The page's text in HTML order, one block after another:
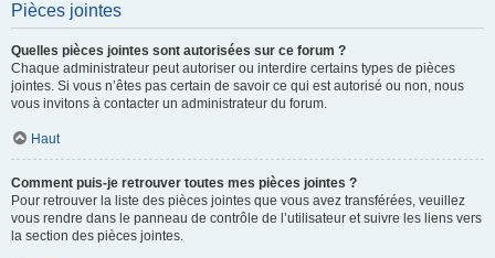
Pièces jointes
Quelles pièces jointes sont autorisées sur ce forum ?
Chaque administrateur peut autoriser ou interdire certains types de pièces
jointes. Si vous n’êtes pas certain de savoir ce qui est autorisé ou non, nous
vous invitons à contacter un administrateur du forum.
Haut
Comment puis-je retrouver toutes mes pièces jointes ?
Pour retrouver la liste des pièces jointes que vous avez transférées, veuillez
vous rendre dans le panneau de contrôle de l’utilisateur et suivre les liens vers
la section des pièces jointes.